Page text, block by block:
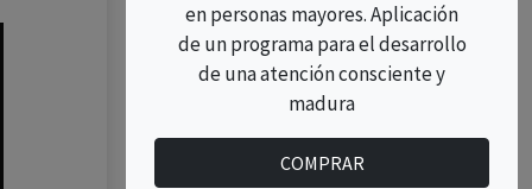
en personas mayores. Aplicación
de un programa para el desarrollo
de una atención consciente y
madura
COMPRAR